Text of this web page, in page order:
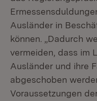
Ausländer in
können. „Dadurch
vermeiden, dass im
Ausländer und ihre
abgeschoben
Voraussetzungen